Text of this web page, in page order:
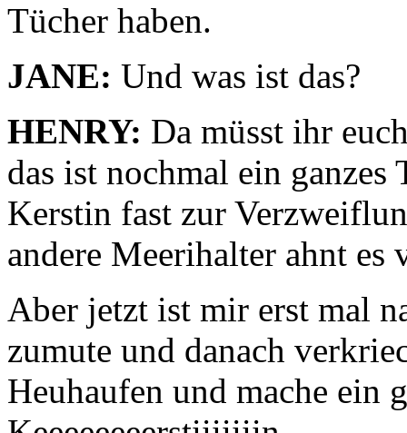
Tücher haben.
JANE: Und was ist das?
HENRY: Da müsst ihr
das ist nochmal ein
Kerstin fast zur
andere Meerihalter ahnt es
Aber jetzt ist mir erst mal
zumute und danach
Heuhaufen und mache ein